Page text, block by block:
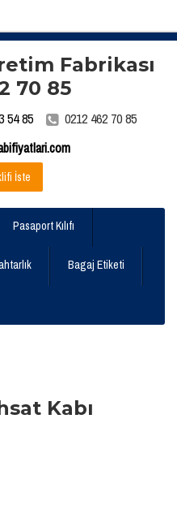
54 85
0212 462 70 85
İste
Pasaport Kılıfı
Bagaj Etiketi
Kabı